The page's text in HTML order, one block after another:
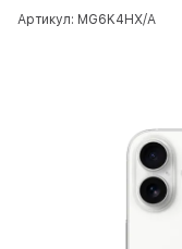
Артикул: MG6K4HX/A